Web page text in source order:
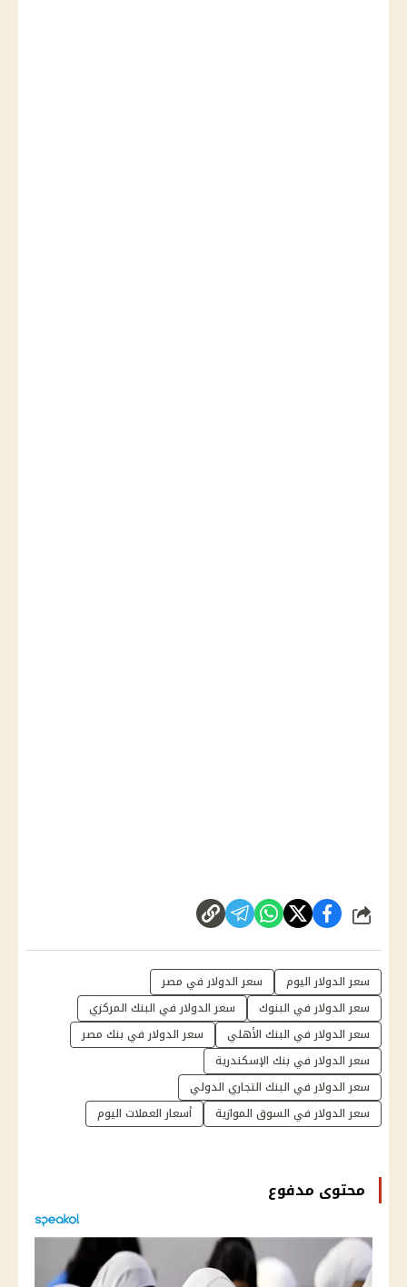
شارك
سعر الدولار اليوم
سعر الدولار في مصر
سعر الدولار في البنوك
سعر الدولار في البنك المركزي
سعر الدولار في البنك الأهلي
سعر الدولار في بنك مصر
سعر الدولار في بنك الإسكندرية
سعر الدولار في البنك التجاري الدولي
سعر الدولار في السوق الموازية
أسعار العملات اليوم
محتوى مدفوع